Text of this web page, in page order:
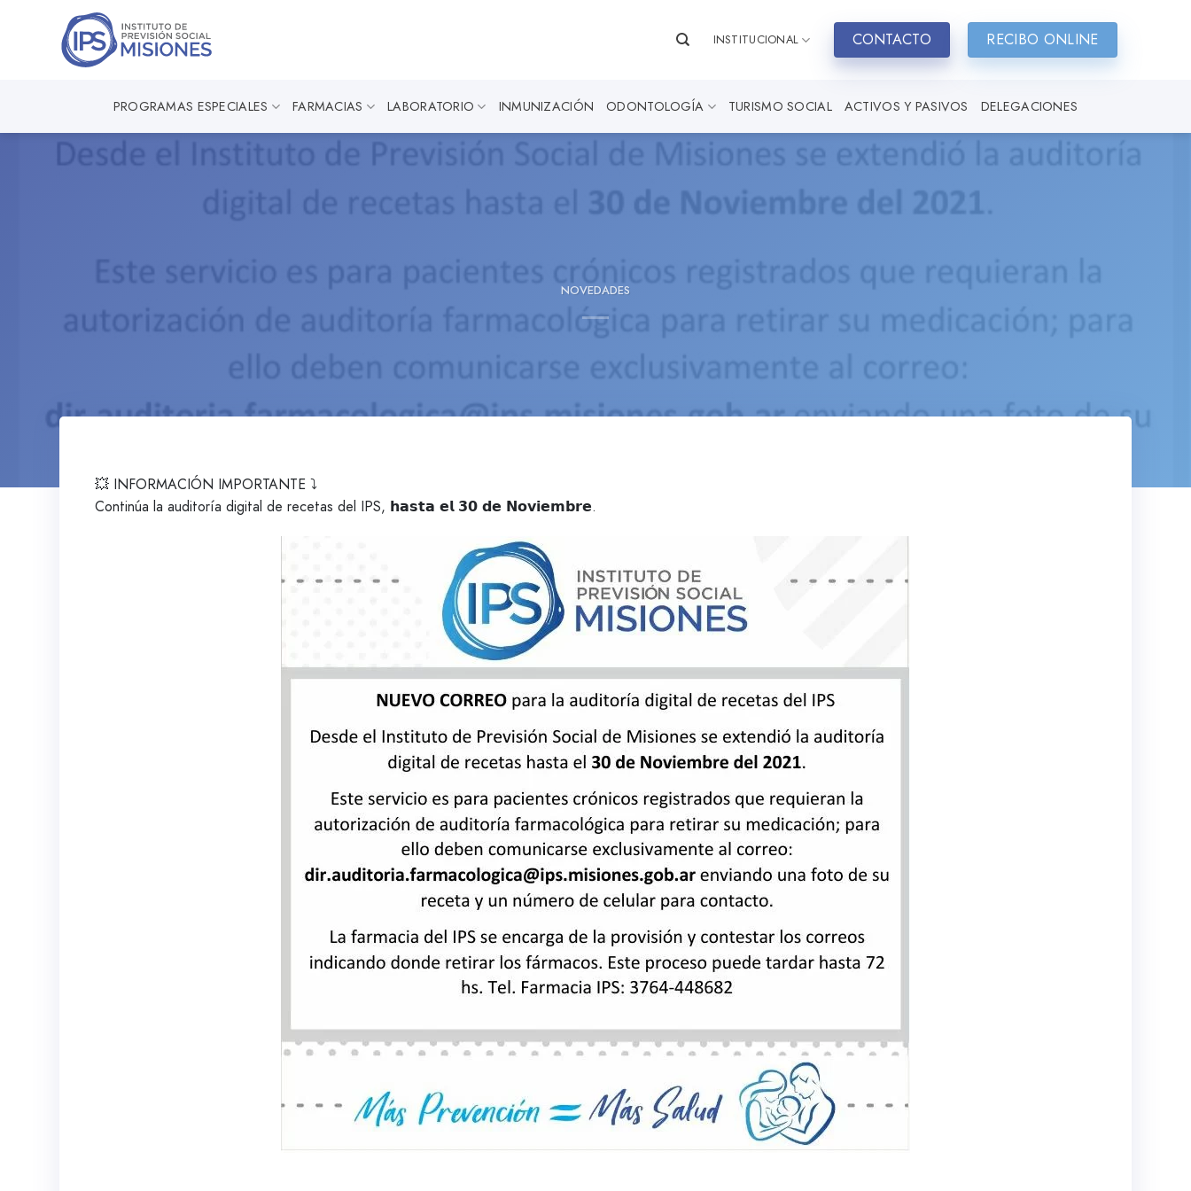
INSTITUCIONAL CONTACTO RECIBO ONLINE
PROGRAMAS ESPECIALES FARMACIAS LABORATORIO INMUNIZACIÓN ODONTOLOGÍA TURISMO SOCIAL ACTIVOS Y PASIVOS DELEGACIONES
NOVEDADES
💥 INFORMACIÓN IMPORTANTE ⤵️
Continúa la auditoría digital de recetas del IPS, 𝗵𝗮𝘀𝘁𝗮 𝗲𝗹 𝟯𝟬 𝗱𝗲 𝗡𝗼𝘃𝗶𝗲𝗺𝗯𝗿𝗲.